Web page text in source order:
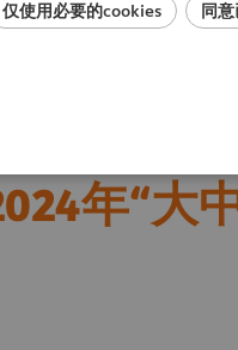
仅使用必要的cookies 同
年“大